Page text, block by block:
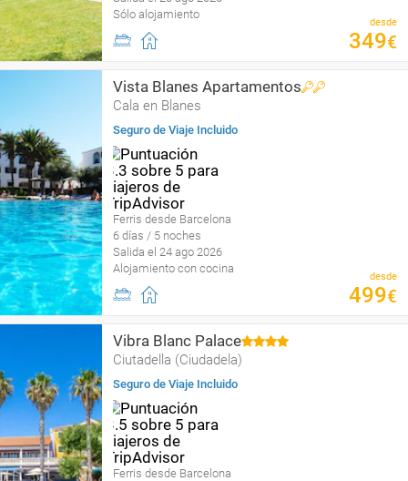
Sólo alojamiento
desde
349€
Vista Blanes Apartamentos
Cala en Blanes
Seguro de Viaje Incluido
Ferris desde Barcelona
6 días / 5 noches
Salida el 24 ago 2026
Alojamiento con cocina
desde
499€
Vibra Blanc Palace
Ciutadella (Ciudadela)
Seguro de Viaje Incluido
Ferris desde Barcelona